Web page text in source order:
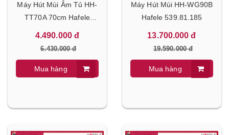
Máy Hút Mùi Âm Tủ HH-
TT70A 70cm Hafele
533.86.817
4.490.000 đ
6.430.000 đ
Mua hàng
Máy Hút Mùi HH-WG90B
Hafele 539.81.185
13.700.000 đ
19.590.000 đ
Mua hàng